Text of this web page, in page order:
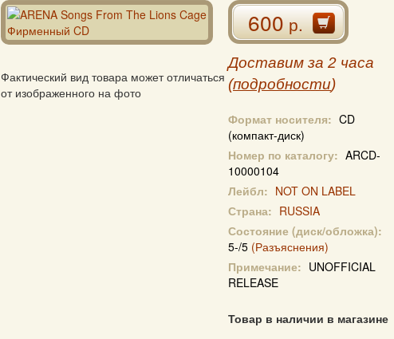
Фактический вид товара может отличаться
от изображенного на фото
600р.
Доставим за 2 часа
(подробности)
Формат носителя: CD
(компакт-диск)
Номер по каталогу: ARCD-
10000104
Лейбл: NOT ON LABEL
Страна: RUSSIA
Состояние (диск/обложка):
5-/5 (Разъяснения)
Примечание: UNOFFICIAL
RELEASE
Товар в наличии в магазине